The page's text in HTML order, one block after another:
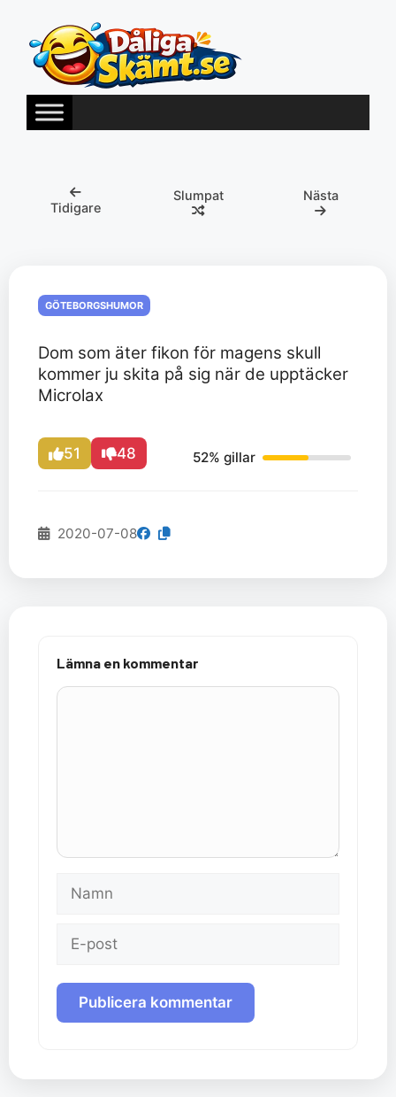
innehåll
Tidigare
Slumpat Nästa
GÖTEBORGSHUMOR
Dom som äter fikon för magens skull
kommer ju skita på sig när de upptäcker
Microlax
51 48 52% gillar
2020-07-08
Lämna en kommentar
Kommentar
Namn